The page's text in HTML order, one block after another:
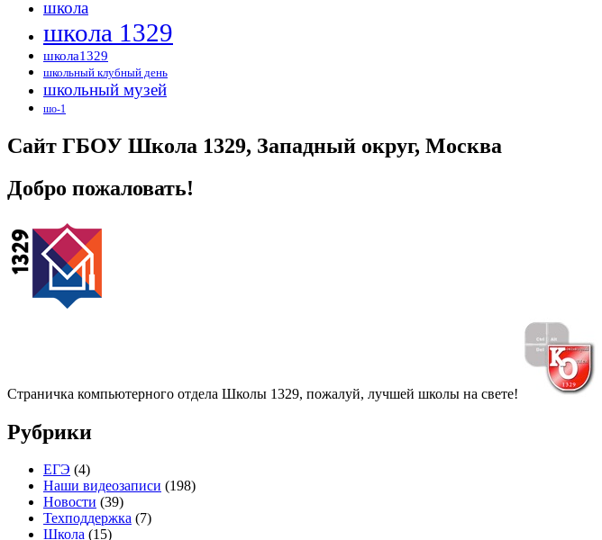
школа
школа 1329
школа1329
школьный клубный день
школьный музей
шо-1
Сайт ГБОУ Школа 1329, Западный округ, Москва
Добро пожаловать!
Страничка компьютерного отдела Школы 1329, пожалуй, лучшей школы на свете!
Рубрики
ЕГЭ (4)
Наши видеозаписи (198)
Новости (39)
Техподдержка (7)
Школа (15)